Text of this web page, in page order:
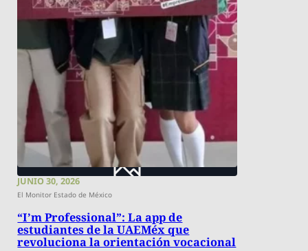
JUNIO 30, 2026
El Monitor Estado de México
​“I’m Professional”: La app de
estudiantes de la UAEMéx que
revoluciona la orientación vocacional